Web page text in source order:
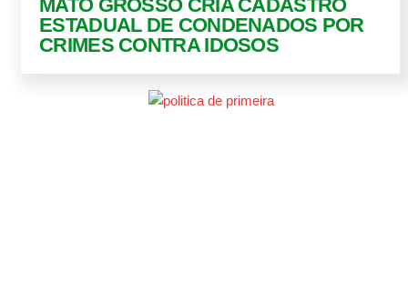
MATO GROSSO CRIA CADASTRO
ESTADUAL DE CONDENADOS POR
CRIMES CONTRA IDOSOS